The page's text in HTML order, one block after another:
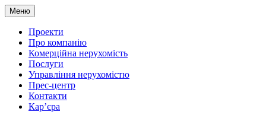
Меню
Проекти
Про компанію
Комерційна нерухомість
Послуги
Управління нерухомістю
Прес-центр
Контакти
Кар’єра